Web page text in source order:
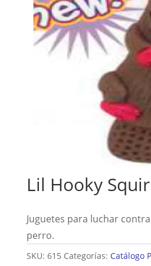
Lil Hooky
Juguetes para luchar
perro.
SKU: 615 Categorías: Catálogo